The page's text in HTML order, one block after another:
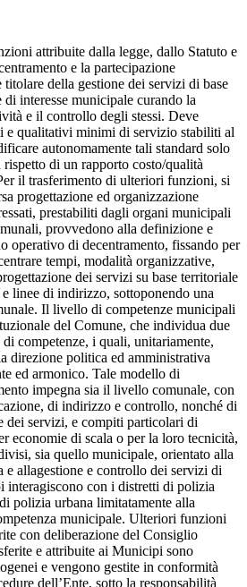
attribuite dalla legge, dallo Statuto e
e la partecipazione
della gestione dei servizi di base
interesse municipale curando la
e il controllo degli stessi. Deve
e qualitativi minimi di servizio stabiliti al
autonomamente tali standard solo
di un rapporto costo/qualità
il trasferimento di ulteriori funzioni, si
progettazione ed organizzazione
prestabiliti dagli organi municipali
provvedono alla definizione e
operativo di decentramento, fissando per
tempi, modalità organizzative,
dei servizi su base territoriale
linee di indirizzo, sottoponendo una
Il livello di competenze municipali
del Comune, che individua due
competenze, i quali, unitariamente,
direzione politica ed amministrativa
ed armonico. Tale modello di
impegna sia il livello comunale, con
di indirizzo e controllo, nonché di
dei servizi, e compiti particolari di
economie di scala o per la loro tecnicità,
sia quello municipale, orientato alla
e allagestione e controllo dei servizi di
interagiscono con i distretti di polizia
polizia urbana limitatamente alla
municipale. Ulteriori funzioni
con deliberazione del Consiglio
e attribuite ai Municipi sono
e vengono gestite in conformità
dell’Ente, sotto la responsabilità